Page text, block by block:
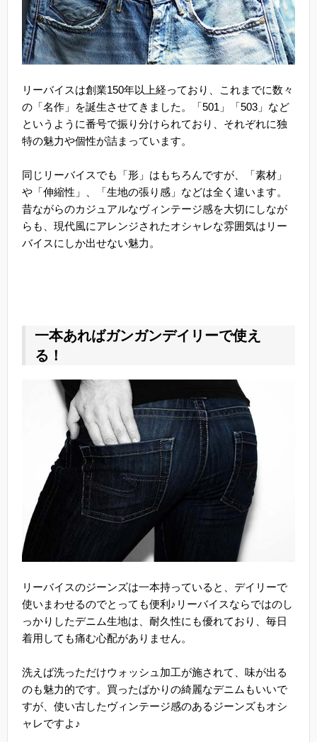
リーバイスは創業150年以上経っており、これまでに数々
の「名作」を誕生させてきました。「501」「503」など
というように番号で振り分けられており、それぞれに独
特の魅力や個性が詰まっています。
同じリーバイスでも「形」はもちろんですが、「素材」
や「伸縮性」、「生地の張り感」などは全く違います。
昔ながらのカジュアルなヴィンテージ感を大切にしなが
らも、現代風にアレンジされたオシャレな雰囲気はリー
バイスにしか出せない魅力。
一本あればガンガンデイリーで使え
る！
リーバイスのジーンズは一本持っていると、デイリーで
使いまわせるのでとっても便利♪リーバイスならではのし
っかりしたデニム生地は、耐久性にも優れており、毎日
着用しても痛む心配がありません。
洗えば洗っただけウォッシュ加工が施されて、味が出る
のも魅力的です。買ったばかりの綺麗なデニムもいいで
すが、使い古したヴィンテージ感のあるジーンズもオシ
ャレですよ♪